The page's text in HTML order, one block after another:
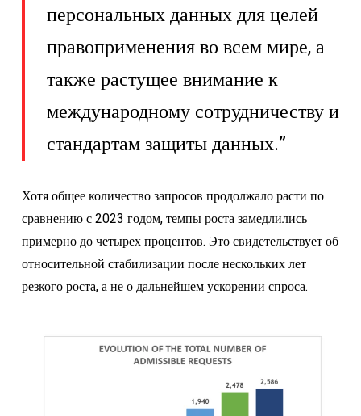
персональных данных для целей
правоприменения во всем мире, а
также растущее внимание к
международному сотрудничеству и
стандартам защиты данных.”
Хотя общее количество запросов продолжало расти по
сравнению с 2023 годом, темпы роста замедлились
примерно до четырех процентов. Это свидетельствует об
относительной стабилизации после нескольких лет
резкого роста, а не о дальнейшем ускорении спроса.